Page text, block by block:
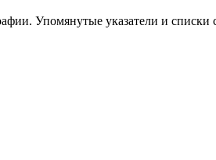
Упомянутые указатели и списки